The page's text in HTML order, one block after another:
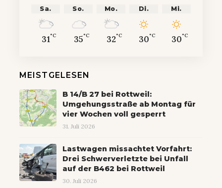
Sa.
31°C
So.
35°C
Mo.
32°C
Di.
30°C
Mi.
30°C
MEISTGELESEN
B 14/B 27 bei Rottweil:
Umgehungsstraße ab Montag für
vier Wochen voll gesperrt
31. Juli 2026
Lastwagen missachtet Vorfahrt:
Drei Schwerverletzte bei Unfall
auf der B462 bei Rottweil
30. Juli 2026